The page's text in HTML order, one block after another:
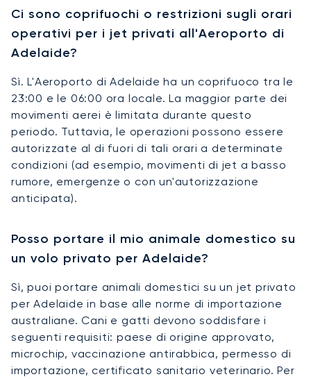
Ci sono coprifuochi o restrizioni sugli orari
operativi per i jet privati all'Aeroporto di
Adelaide?
Sì. L'Aeroporto di Adelaide ha un coprifuoco tra le
23:00 e le 06:00 ora locale. La maggior parte dei
movimenti aerei è limitata durante questo
periodo. Tuttavia, le operazioni possono essere
autorizzate al di fuori di tali orari a determinate
condizioni (ad esempio, movimenti di jet a basso
rumore, emergenze o con un'autorizzazione
anticipata).
Posso portare il mio animale domestico su
un volo privato per Adelaide?
Sì, puoi portare animali domestici su un jet privato
per Adelaide in base alle norme di importazione
australiane. Cani e gatti devono soddisfare i
seguenti requisiti: paese di origine approvato,
microchip, vaccinazione antirabbica, permesso di
importazione, certificato sanitario veterinario. Per